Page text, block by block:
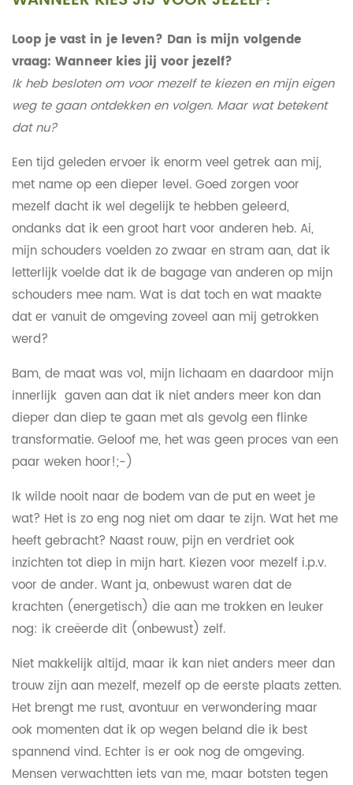
Loop je vast in je leven? Dan is mijn volgende
vraag: Wanneer kies jij voor jezelf?
Ik heb besloten om voor mezelf te kiezen en mijn eigen
weg te gaan ontdekken en volgen. Maar wat betekent
dat nu?
Een tijd geleden ervoer ik enorm veel getrek aan mij,
met name op een dieper level. Goed zorgen voor
mezelf dacht ik wel degelijk te hebben geleerd,
ondanks dat ik een groot hart voor anderen heb. Ai,
mijn schouders voelden zo zwaar en stram aan, dat ik
letterlijk voelde dat ik de bagage van anderen op mijn
schouders mee nam. Wat is dat toch en wat maakte
dat er vanuit de omgeving zoveel aan mij getrokken
werd?
Bam, de maat was vol, mijn lichaam en daardoor mijn
innerlijk gaven aan dat ik niet anders meer kon dan
dieper dan diep te gaan met als gevolg een flinke
transformatie. Geloof me, het was geen proces van een
paar weken hoor!;-)
Ik wilde nooit naar de bodem van de put en weet je
wat? Het is zo eng nog niet om daar te zijn. Wat het me
heeft gebracht? Naast rouw, pijn en verdriet ook
inzichten tot diep in mijn hart. Kiezen voor mezelf i.p.v.
voor de ander. Want ja, onbewust waren dat de
krachten (energetisch) die aan me trokken en leuker
nog: ik creëerde dit (onbewust) zelf.
Niet makkelijk altijd, maar ik kan niet anders meer dan
trouw zijn aan mezelf, mezelf op de eerste plaats zetten.
Het brengt me rust, avontuur en verwondering maar
ook momenten dat ik op wegen beland die ik best
spannend vind. Echter is er ook nog de omgeving.
Mensen verwachtten iets van me, maar botsten tegen